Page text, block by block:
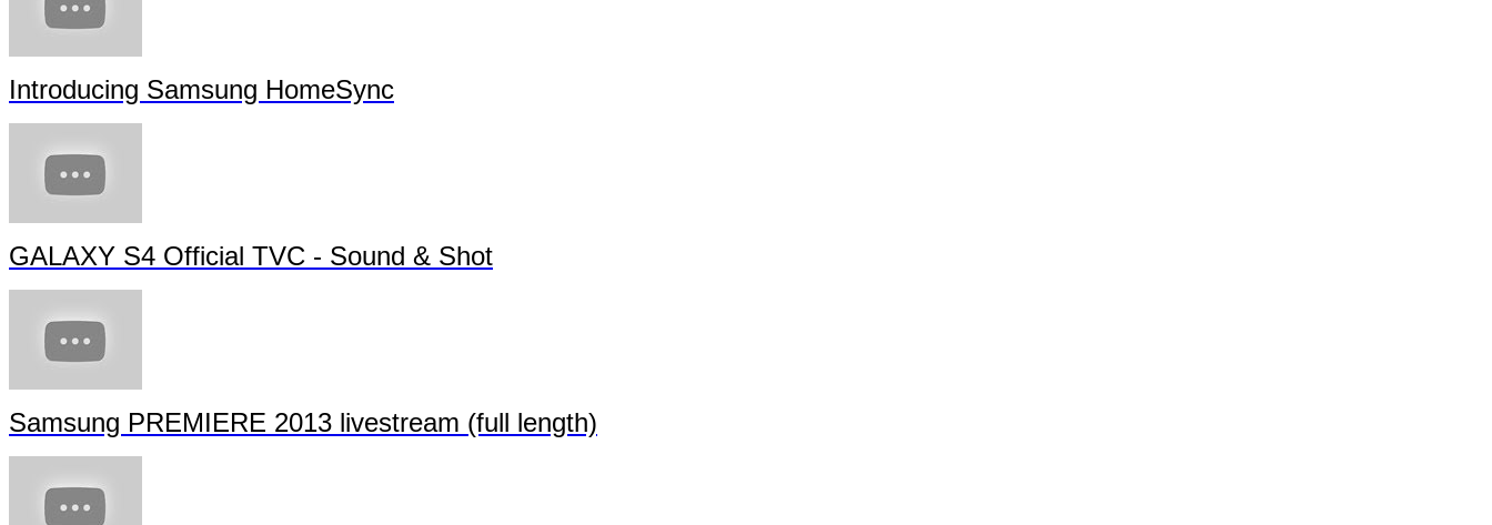
Introducing Samsung HomeSync
GALAXY S4 Official TVC - Sound & Shot
Samsung PREMIERE 2013 livestream (full length)